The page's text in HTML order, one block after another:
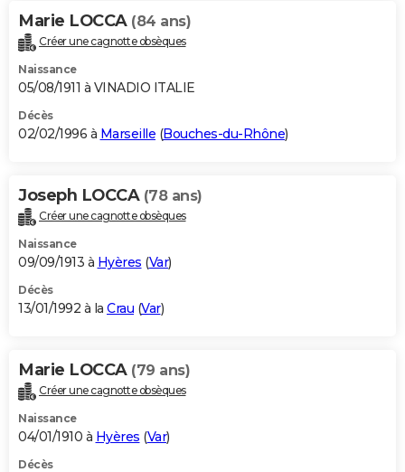
Marie LOCCA (84 ans)
Créer une cagnotte obsèques
Naissance
05/08/1911 à VINADIO ITALIE
Décès
02/02/1996 à Marseille (Bouches-du-Rhône)
Joseph LOCCA (78 ans)
Créer une cagnotte obsèques
Naissance
09/09/1913 à Hyères (Var)
Décès
13/01/1992 à la Crau (Var)
Marie LOCCA (79 ans)
Créer une cagnotte obsèques
Naissance
04/01/1910 à Hyères (Var)
Décès